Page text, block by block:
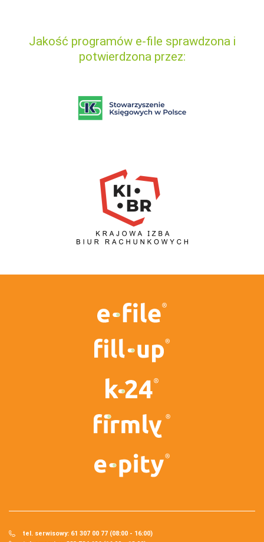
Jakość programów e-file sprawdzona i
potwierdzona przez:
tel. serwisowy: 61 307 00 77 (08:00 - 16:00)